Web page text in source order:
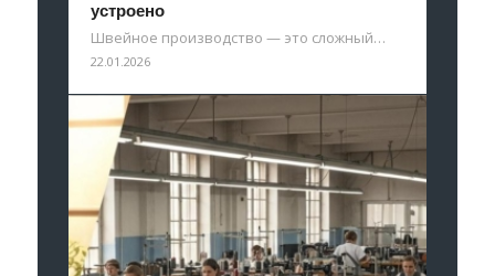
устроено
Швейное производство — это сложный…
22.01.2026